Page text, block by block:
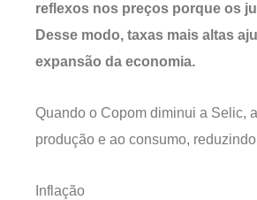
reflexos nos preços porque os
Desse modo, taxas mais altas
expansão da economia.
Quando o Copom diminui a Selic,
produção e ao consumo,
Inflação